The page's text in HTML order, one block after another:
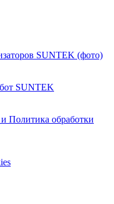
SUNTEK (фото)
SUNTEK
и Политика обработки